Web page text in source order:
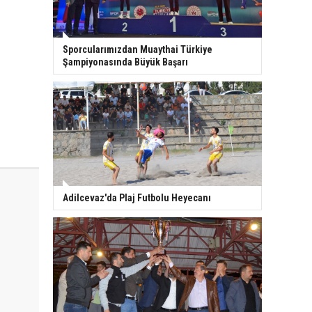
Sporcularımızdan Muaythai Türkiye
Şampiyonasında Büyük Başarı
Adilcevaz'da Plaj Futbolu Heyecanı